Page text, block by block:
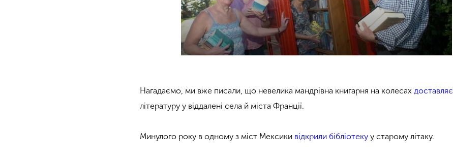
Нагадаємо, ми вже писали, що невелика мандрівна книгарня на колесах доставляє
літературу у віддалені села й міста Франції.
Минулого року в одному з міст Мексики відкрили бібліотеку у старому літаку.